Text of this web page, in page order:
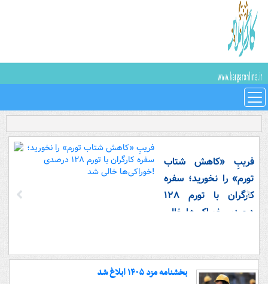
فریبِ «کاهش شتاب
تورم» را نخورید؛ سفره
کارگران با تورم ۱۲۸
درصدی خوراکی‌ها خالی
بخشنامه مزد ۱۴۰۵ ابلاغ شد